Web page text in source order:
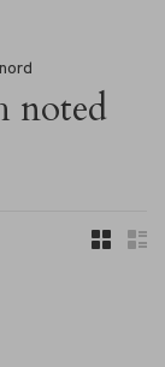
noted